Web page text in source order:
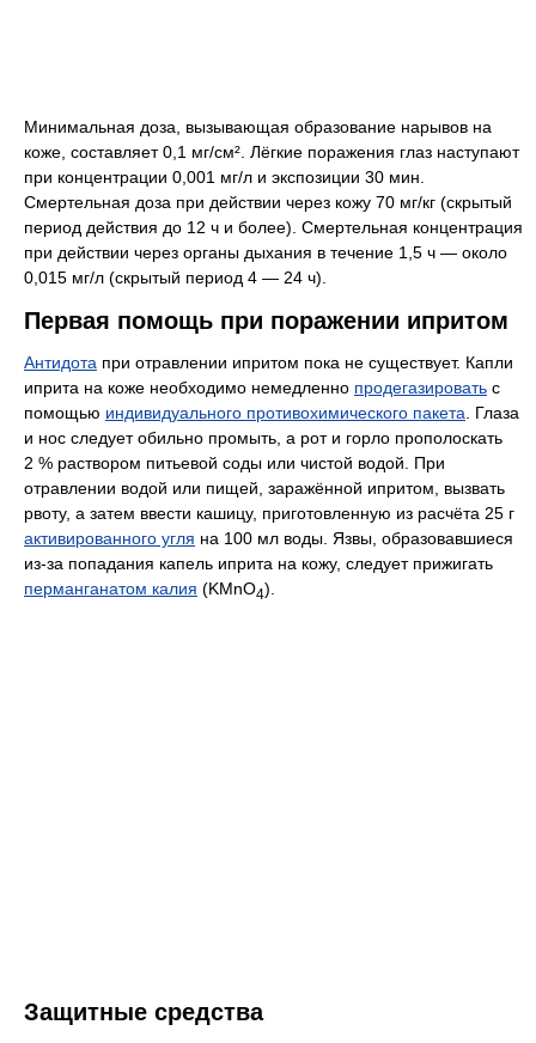
Минимальная доза, вызывающая образование нарывов на
коже, составляет 0,1 мг/см². Лёгкие поражения глаз наступают
при концентрации 0,001 мг/л и экспозиции 30 мин.
Смертельная доза при действии через кожу 70 мг/кг (скрытый
период действия до 12 ч и более). Смертельная концентрация
при действии через органы дыхания в течение 1,5 ч — около
0,015 мг/л (скрытый период 4 — 24 ч).
Первая помощь при поражении ипритом
Антидота при отравлении ипритом пока не существует. Капли
иприта на коже необходимо немедленно продегазировать с
помощью индивидуального противохимического пакета . Глаза
и нос следует обильно промыть, а рот и горло прополоскать
2 % раствором питьевой соды или чистой водой. При
отравлении водой или пищей, заражённой ипритом, вызвать
рвоту, а затем ввести кашицу, приготовленную из расчёта 25 г
активированного угля на 100 мл воды. Язвы, образовавшиеся
из-за попадания капель иприта на кожу, следует прижигать
перманганатом калия (KMnO4).
Защитные средства